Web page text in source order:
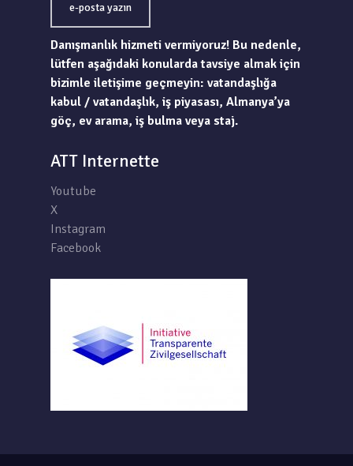
e-posta yazın
Danışmanlık hizmeti vermiyoruz! Bu nedenle,
lütfen aşağıdaki konularda tavsiye almak için
bizimle iletişime geçmeyin: vatandaşlığa
kabul / vatandaşlık, iş piyasası, Almanya’ya
göç, ev arama, iş bulma veya staj.
ATT Internette
Youtube
X
Instagram
Facebook